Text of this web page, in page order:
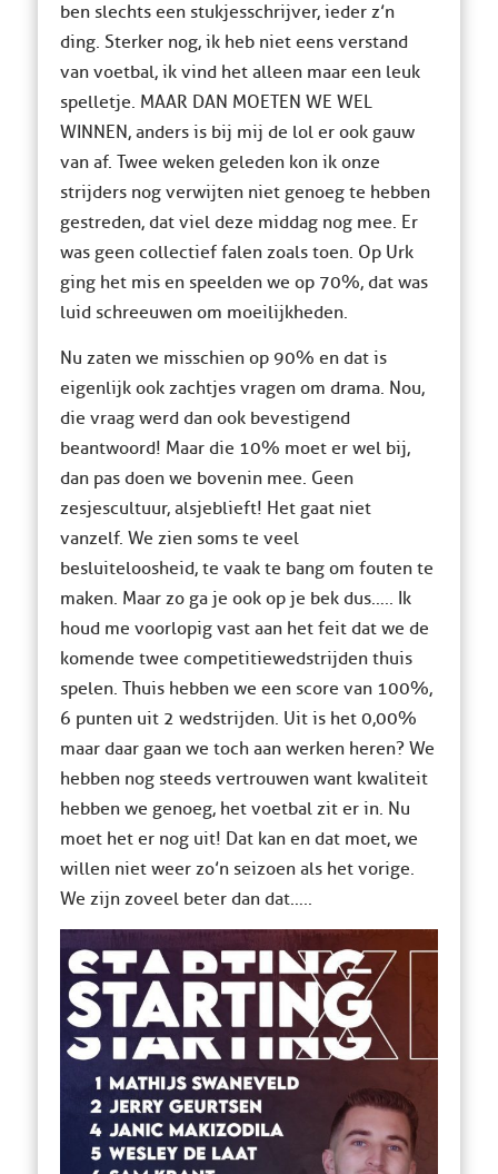
ben slechts een stukjesschrijver, ieder z’n
ding. Sterker nog, ik heb niet eens verstand
van voetbal, ik vind het alleen maar een leuk
spelletje. MAAR DAN MOETEN WE WEL
WINNEN, anders is bij mij de lol er ook gauw
van af. Twee weken geleden kon ik onze
strijders nog verwijten niet genoeg te hebben
gestreden, dat viel deze middag nog mee. Er
was geen collectief falen zoals toen. Op Urk
ging het mis en speelden we op 70%, dat was
luid schreeuwen om moeilijkheden.
Nu zaten we misschien op 90% en dat is
eigenlijk ook zachtjes vragen om drama. Nou,
die vraag werd dan ook bevestigend
beantwoord! Maar die 10% moet er wel bij,
dan pas doen we bovenin mee. Geen
zesjescultuur, alsjeblieft! Het gaat niet
vanzelf. We zien soms te veel
besluiteloosheid, te vaak te bang om fouten te
maken. Maar zo ga je ook op je bek dus….. Ik
houd me voorlopig vast aan het feit dat we de
komende twee competitiewedstrijden thuis
spelen. Thuis hebben we een score van 100%,
6 punten uit 2 wedstrijden. Uit is het 0,00%
maar daar gaan we toch aan werken heren? We
hebben nog steeds vertrouwen want kwaliteit
hebben we genoeg, het voetbal zit er in. Nu
moet het er nog uit! Dat kan en dat moet, we
willen niet weer zo’n seizoen als het vorige.
We zijn zoveel beter dan dat…..